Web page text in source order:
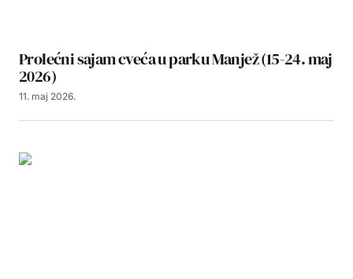
Prolećni sajam cveća u parku Manjež (15-24. maj
2026)
11. maj 2026.